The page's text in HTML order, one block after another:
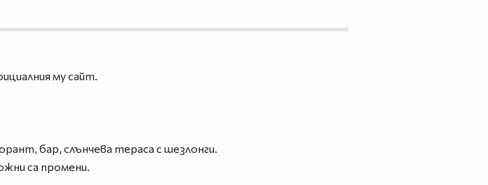
му сайт.
бар, слънчева тераса с шезлонги.
са промени.